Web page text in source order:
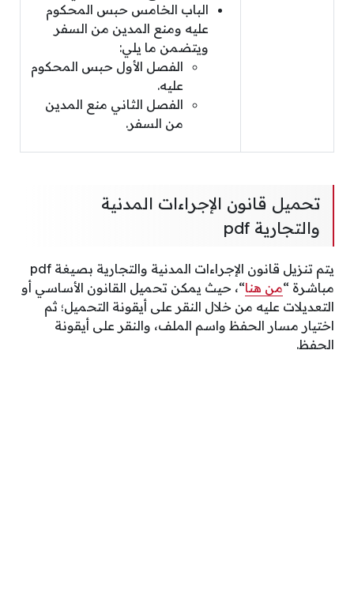
الباب الخامس حبس المحكوم
عليه ومنع المدين من السفر
ويتضمن ما يلي:
الفصل الأول حبس المحكوم
عليه.
الفصل الثاني منع المدين
من السفر.
تحميل قانون الإجراءات المدنية
والتجارية pdf
يتم تنزيل قانون الإجراءات المدنية والتجارية بصيغة pdf
مباشرة “من هنا“، حيث يمكن تحميل القانون الأساسي أو
التعديلات عليه من خلال النقر على أيقونة التحميل؛ ثم
اختيار مسار الحفظ واسم الملف، والنقر على أيقونة
الحفظ.